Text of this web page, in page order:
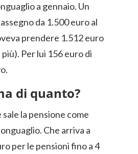
a gennaio. Un
da 1.500 euro al
prendere 1.512 euro
Per lui 156 euro di
di quanto?
sale la pensione come
Che arriva a
per le pensioni fino a 4